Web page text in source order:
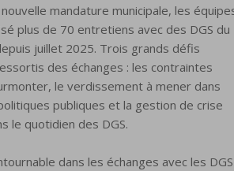
mandature municipale, les
plus de 70 entretiens avec des DGS du
juillet 2025. Trois grands défis
des échanges : les contraintes
le verdissement à mener dans
publiques et la gestion de crise
le quotidien des DGS.
dans les échanges avec les